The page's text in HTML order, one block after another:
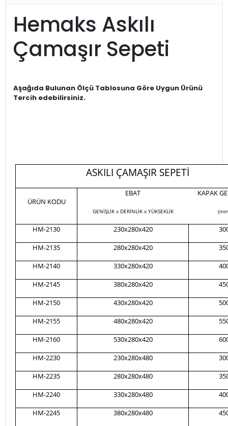
Hemaks Askılı
Çamaşır Sepeti
Aşağıda Bulunan Ölçü Tablosuna Göre Uygun Ürünü
Tercih edebilirsiniz.
ASKILI ÇAMAŞIR SEPETİ
ÜRÜN KODU
EBAT KAPAK
GENİŞLİK x DERİNLİK x YÜKSEKLİK
HM-2130 230x280x420
HM-2135
280x280x420
HM-2140
330x280x420
HM-2145
380x280x420
HM-2150
430x280x420
HM-2155
480x280x420
HM-2160
530x280x420
HM-2230
230x280x480
HM-2235
280x280x480
HM-2240
330x280x480
HM-2245
380x280x480